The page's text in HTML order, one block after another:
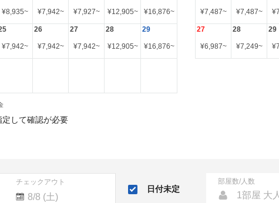
¥8,935~ ¥7,942~ ¥7,927~ ¥12,905~ ¥16,876~
¥7,942~
26
¥7,942~
27
¥7,942~
28
¥12,905~
29
¥16,876~
¥7,487~ ¥7,487~ ¥
27
¥6,987~
28
¥7,249~
29
¥
定して確認が必要
チェックアウト
日付未定
部屋数/人数
1部屋 大